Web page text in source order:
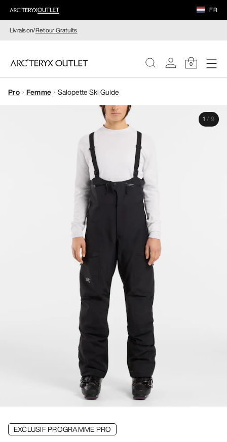
FR
Livraison/Retour Gratuits
0
FEMME
Pro Femme Salopette Ski Guide
1 / 9
EXCLUSIF PROGRAMME PRO